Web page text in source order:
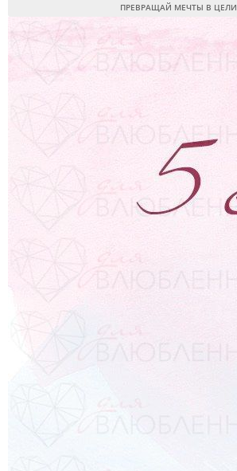
ПРЕВРАЩАЙ МЕЧТЫ В ЦЕЛИ